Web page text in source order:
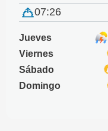
07:26
Jueves
Viernes
Sábado
Domingo